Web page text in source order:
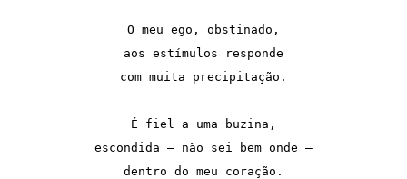
O meu ego, obstinado,
aos estímulos responde
com muita precipitação.
É fiel a uma buzina,
escondida — não sei bem onde —
dentro do meu coração.